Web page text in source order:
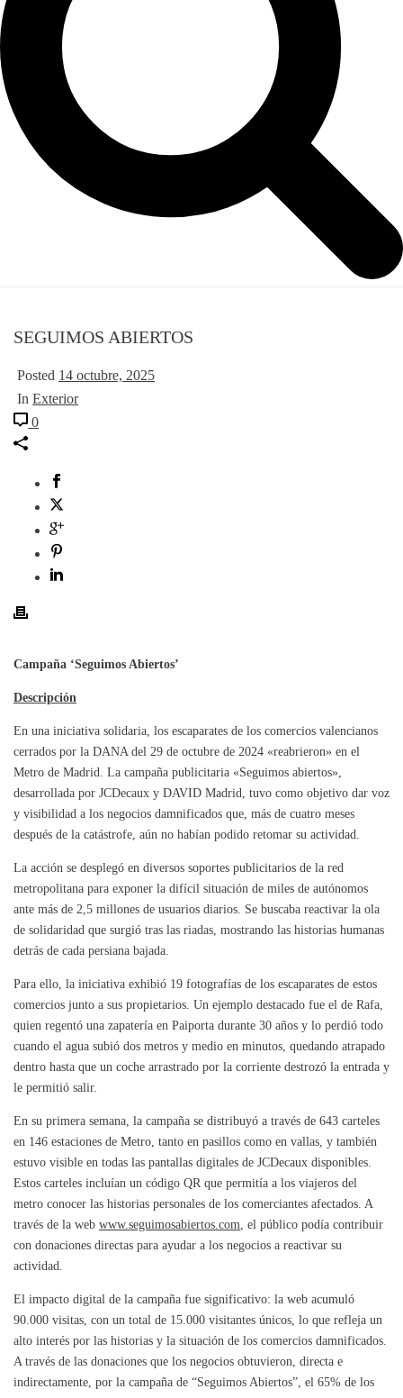
SEGUIMOS ABIERTOS
Posted 14 octubre, 2025
In Exterior
0
Campaña ‘Seguimos Abiertos’
Descripción
En una iniciativa solidaria, los escaparates de los comercios valencianos
cerrados por la DANA del 29 de octubre de 2024 «reabrieron» en el
Metro de Madrid. La campaña publicitaria «Seguimos abiertos»,
desarrollada por JCDecaux y DAVID Madrid, tuvo como objetivo dar voz
y visibilidad a los negocios damnificados que, más de cuatro meses
después de la catástrofe, aún no habían podido retomar su actividad.
La acción se desplegó en diversos soportes publicitarios de la red
metropolitana para exponer la difícil situación de miles de autónomos
ante más de 2,5 millones de usuarios diarios. Se buscaba reactivar la ola
de solidaridad que surgió tras las riadas, mostrando las historias humanas
detrás de cada persiana bajada.
Para ello, la iniciativa exhibió 19 fotografías de los escaparates de estos
comercios junto a sus propietarios. Un ejemplo destacado fue el de Rafa,
quien regentó una zapatería en Paiporta durante 30 años y lo perdió todo
cuando el agua subió dos metros y medio en minutos, quedando atrapado
dentro hasta que un coche arrastrado por la corriente destrozó la entrada y
le permitió salir.
En su primera semana, la campaña se distribuyó a través de 643 carteles
en 146 estaciones de Metro, tanto en pasillos como en vallas, y también
estuvo visible en todas las pantallas digitales de JCDecaux disponibles.
Estos carteles incluían un código QR que permitía a los viajeros del
metro conocer las historias personales de los comerciantes afectados. A
través de la web www.seguimosabiertos.com , el público podía contribuir
con donaciones directas para ayudar a los negocios a reactivar su
actividad.
El impacto digital de la campaña fue significativo: la web acumuló
90.000 visitas, con un total de 15.000 visitantes únicos, lo que refleja un
alto interés por las historias y la situación de los comercios damnificados.
A través de las donaciones que los negocios obtuvieron, directa e
indirectamente, por la campaña de “Seguimos Abiertos”, el 65% de los